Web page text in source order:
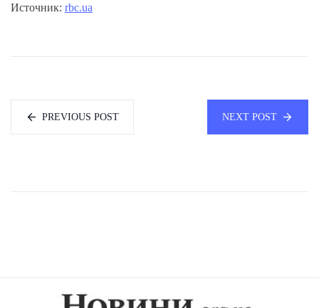
Источник: rbc.ua
PREVIOUS POST NEXT POST